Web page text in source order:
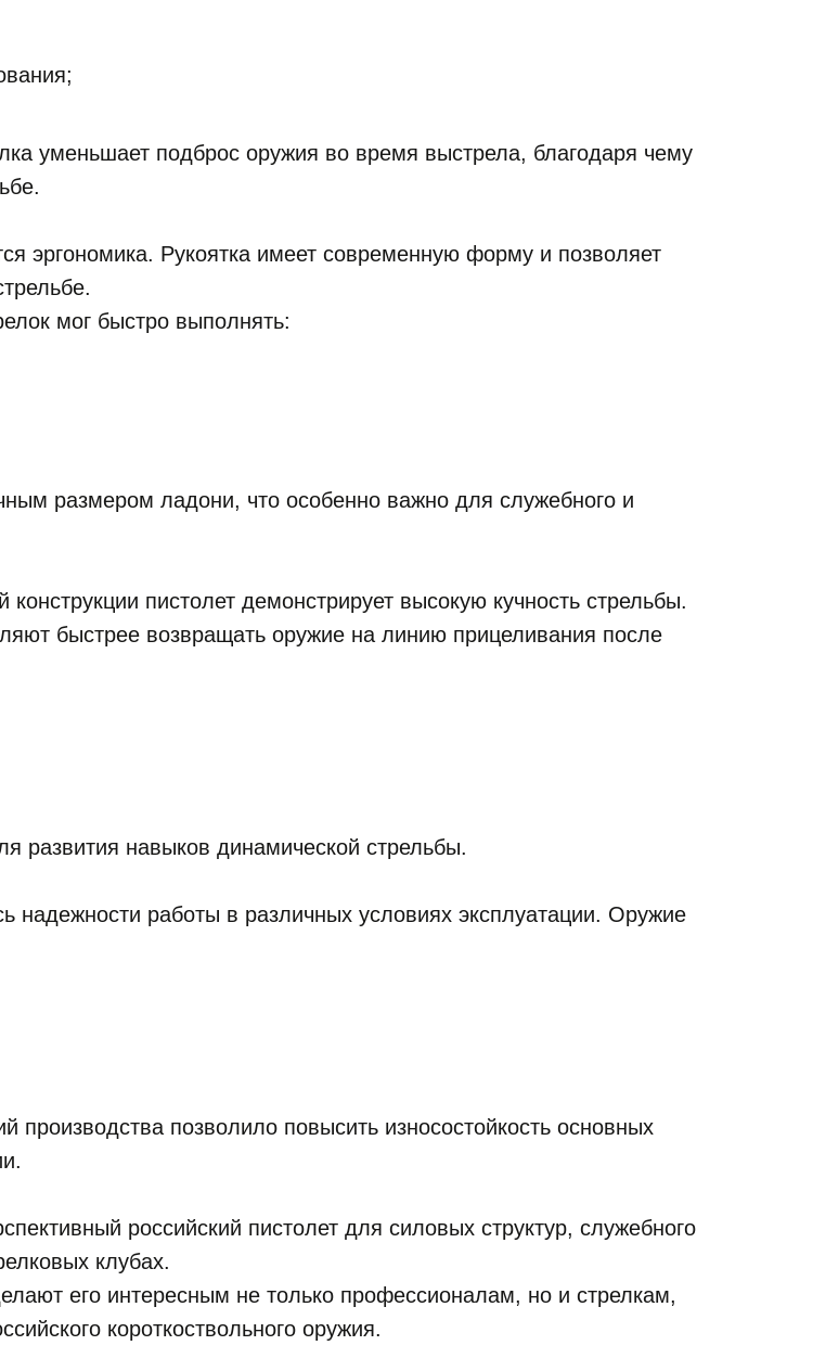
уменьшает подброс оружия во время выстрела, благодаря чему
эргономика. Рукоятка имеет современную форму и позволяет
мог быстро выполнять:
размером ладони, что особенно важно для служебного и
пистолет демонстрирует высокую кучность стрельбы.
быстрее возвращать оружие на линию прицеливания после
развития навыков динамической стрельбы.
надежности работы в различных условиях эксплуатации. Оружие
позволило повысить износостойкость основных
российский пистолет для силовых структур, служебного
клубах.
его интересным не только профессионалам, но и стрелкам,
короткоствольного оружия.